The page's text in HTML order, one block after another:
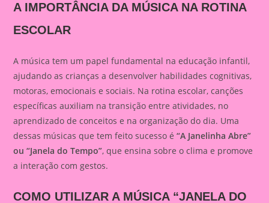
A IMPORTÂNCIA DA MÚSICA NA ROTINA
ESCOLAR
A música tem um papel fundamental na educação infantil,
ajudando as crianças a desenvolver habilidades cognitivas,
motoras, emocionais e sociais. Na rotina escolar, canções
específicas auxiliam na transição entre atividades, no
aprendizado de conceitos e na organização do dia. Uma
dessas músicas que tem feito sucesso é“A Janelinha Abre”
ou “Janela do Tempo”, que ensina sobre o clima e promove
a interação com gestos.
COMO UTILIZAR A MÚSICA “JANELA DO